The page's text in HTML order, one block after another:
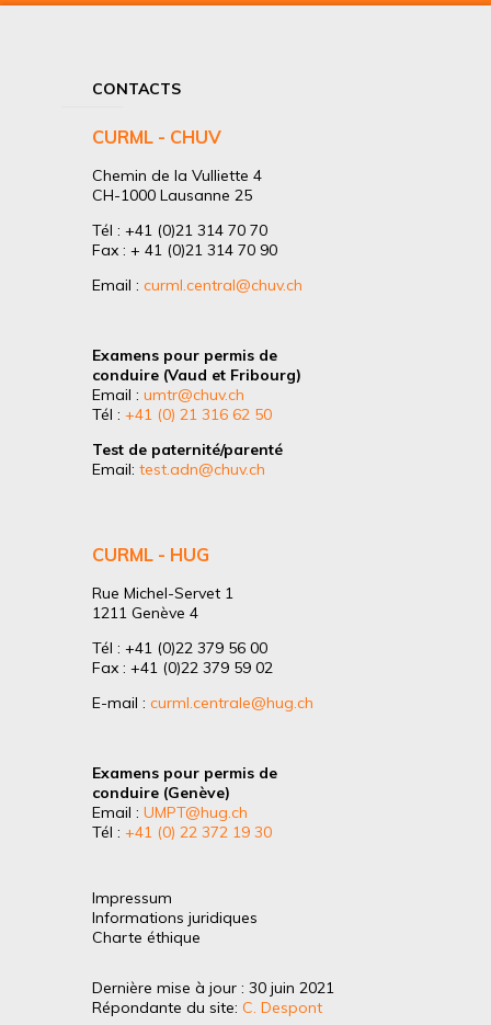
CONTACTS
CURML - CHUV
Chemin de la Vulliette 4
CH-1000 Lausanne 25
Tél : +41 (0)21 314 70 70
Fax : + 41 (0)21 314 70 90
Email : curml.central@chuv.ch
Examens pour permis de
conduire (Vaud et Fribourg)
Email : umtr@chuv.ch
Tél : +41 (0) 21 316 62 50
Test de paternité/parenté
Email: test.adn@chuv.ch
CURML - HUG
Rue Michel-Servet 1
1211 Genève 4
Tél : +41 (0)22 379 56 00
Fax : +41 (0)22 379 59 02
E-mail : curml.centrale@hug.ch
Examens pour permis de
conduire (Genève)
Email : UMPT@hug.ch
Tél : +41 (0) 22 372 19 30
Impressum
Informations juridiques
Charte éthique
Dernière mise à jour : 30 juin 2021
Répondante du site: C. Despont